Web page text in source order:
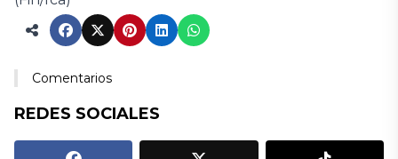
Comentarios
REDES SOCIALES